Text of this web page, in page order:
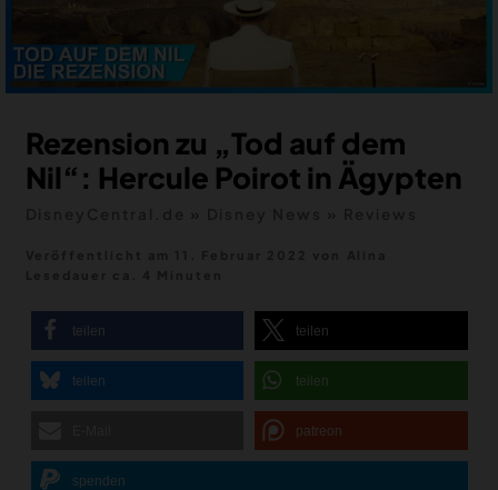
DEALS
MEIN HQ
50
Rezension zu „Tod auf dem
Nil“: Hercule Poirot in Ägypten
teilen teilen
teilen teilen
patreon
spenden